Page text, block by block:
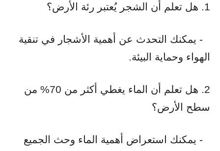
1. هل تعلم أن الشجر يُعتبر رئة الأرض؟
- يمكنك التحدث عن أهمية الأشجار في تنقية
الهواء وحماية البيئة.
2. هل تعلم أن الماء يغطي أكثر من 70% من
سطح الأرض؟
- يمكنك استعراض أهمية الماء وحث الجميع